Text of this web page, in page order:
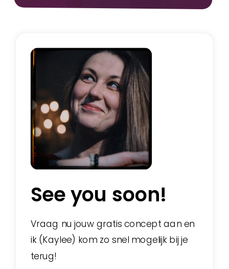
See you soon!
Vraag nu jouw gratis concept aan en
ik (Kaylee) kom zo snel mogelijk bij je
terug!